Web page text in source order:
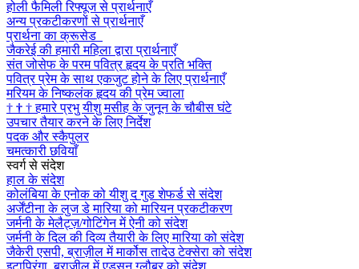
होली फैमिली रिफ्यूज से प्रार्थनाएँ
अन्य प्रकटीकरणों से प्रार्थनाएँ
प्रार्थना का क्रूसेड
जैकरेई की हमारी महिला द्वारा प्रार्थनाएँ
संत जोसेफ के परम पवित्र हृदय के प्रति भक्ति
पवित्र प्रेम के साथ एकजुट होने के लिए प्रार्थनाएँ
मरियम के निष्कलंक हृदय की प्रेम ज्वाला
† † † हमारे प्रभु यीशु मसीह के जुनून के चौबीस घंटे
उपचार तैयार करने के लिए निर्देश
पदक और स्कैपुलर
चमत्कारी छवियाँ
स्वर्ग से संदेश
हाल के संदेश
कोलंबिया के एनोक को यीशु द गुड शेफर्ड से संदेश
अर्जेंटीना के लुज डे मारिया को मारियन प्रकटीकरण
जर्मनी के मेलैट्ज़/गोटिंगेन में ऐनी को संदेश
जर्मनी के दिल की दिव्य तैयारी के लिए मारिया को संदेश
जैकेरी एसपी, ब्राज़ील में मार्कोस तादेउ टेक्सेरा को संदेश
इटापिरंगा, ब्राज़ील में एडसन ग्लौबर को संदेश